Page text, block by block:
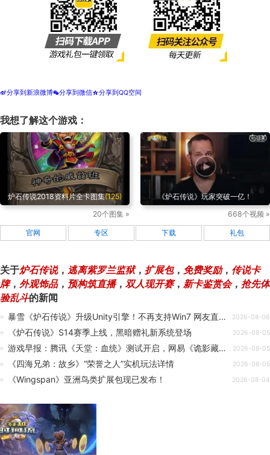
t分享到新浪微博w分享到微信z分享到QQ空间
我想了解这个游戏：
炉石传说2018资料片全卡图集(125)
20个图集 »
《炉石传说》玩家突破一亿！
668个视频 »
官网 专区 下载 礼包
关于炉石传说， 逃离紫罗兰监狱， 扩展包， 免费奖励， 传说卡
牌， 外观饰品， 预构筑直播， 双人现开赛， 新卡鉴赏会， 抢先体
验乱斗的新闻
暴雪《炉石传说》升级Unity引擎！不再支持Win7 网友直呼天塌了 2026-08-06
《炉石传说》S14赛季上线，黑暗赠礼新系统登场 2026-08-05
游戏早报：腾讯《天堂：血统》测试开启，网易《诡影藏锋》新实机 2026-08-05
《四海兄弟：故乡》“荣誉之人”实机玩法详情 2026-08-05
《Wingspan》亚洲鸟类扩展包现已发布！ 2026-08-04